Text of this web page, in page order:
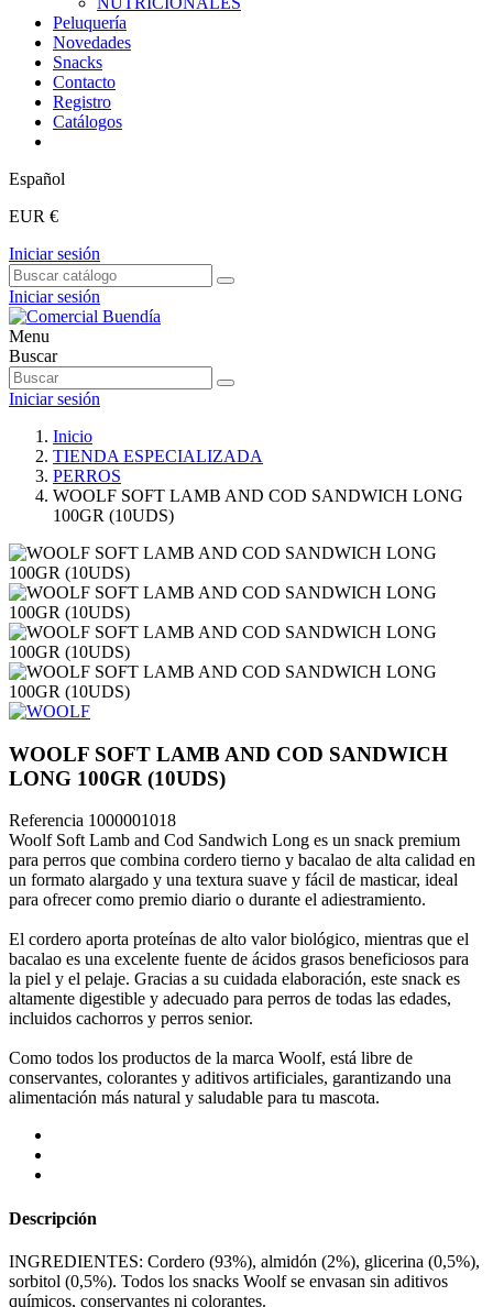
Peluquería
Novedades
Snacks
Contacto
Registro
Catálogos
Español
EUR €
Iniciar sesión
Iniciar sesión
Menu
Buscar
Iniciar sesión
Inicio
TIENDA ESPECIALIZADA
PERROS
WOOLF SOFT LAMB AND COD SANDWICH LONG
100GR (10UDS)
WOOLF SOFT LAMB AND COD SANDWICH
LONG 100GR (10UDS)
Referencia 1000001018
Woolf Soft Lamb and Cod Sandwich Long es un snack premium
para perros que combina cordero tierno y bacalao de alta calidad en
un formato alargado y una textura suave y fácil de masticar, ideal
para ofrecer como premio diario o durante el adiestramiento.
El cordero aporta proteínas de alto valor biológico, mientras que el
bacalao es una excelente fuente de ácidos grasos beneficiosos para
la piel y el pelaje. Gracias a su cuidada elaboración, este snack es
altamente digestible y adecuado para perros de todas las edades,
incluidos cachorros y perros senior.
Como todos los productos de la marca Woolf, está libre de
conservantes, colorantes y aditivos artificiales, garantizando una
alimentación más natural y saludable para tu mascota.
Descripción
INGREDIENTES: Cordero (93%), almidón (2%), glicerina (0,5%),
sorbitol (0,5%). Todos los snacks Woolf se envasan sin aditivos
químicos, conservantes ni colorantes.